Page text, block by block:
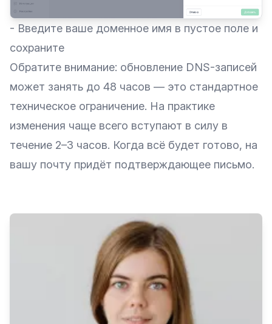
- Введите ваше доменное имя в пустое поле и
сохраните
Обратите внимание: обновление DNS-записей
может занять до 48 часов — это стандартное
техническое ограничение. На практике
изменения чаще всего вступают в силу в
течение 2–3 часов. Когда всё будет готово, на
вашу почту придёт подтверждающее письмо.